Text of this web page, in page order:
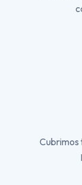
Cubrimos